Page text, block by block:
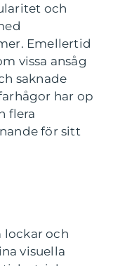
och
Emellertid
vissa ansåg
saknade
har op
flera
för sitt
lockar och
visuella